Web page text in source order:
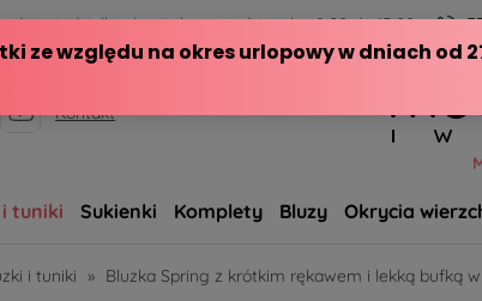
poniedziałku do piątku w godzinach - 8:00 do 15:00
Kontakt
i tuniki Sukienki Komplety Bluzy Okrycia
i tuniki » Bluzka Spring z krótkim rękawem i lekką bufką